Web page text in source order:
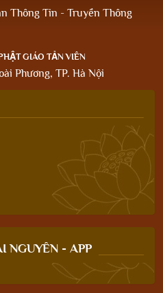
Thông Tin - Truyền Thông
GIÁO TẢN VIÊN
Phương, TP. Hà Nội
NGUYÊN - APP